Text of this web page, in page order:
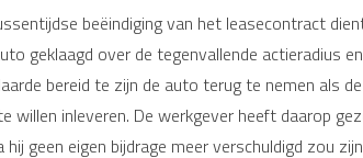
beëindiging van het leasecontract
geklaagd over de tegenvallende actieradius
bereid te zijn de auto terug te nemen als de
inleveren. De werkgever heeft daarop
geen eigen bijdrage meer verschuldigd zou